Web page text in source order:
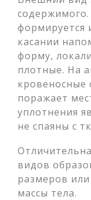
формируется
касании
форму,
плотные. На
кровеносные
поражает
уплотнения
не спаяны с
видов
размеров
массы тела.